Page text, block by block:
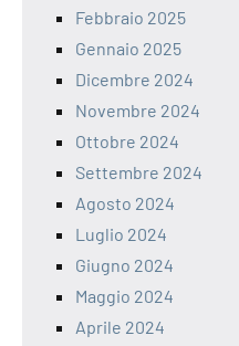
Febbraio 2025
Gennaio 2025
Dicembre 2024
Novembre 2024
Ottobre 2024
Settembre 2024
Agosto 2024
Luglio 2024
Giugno 2024
Maggio 2024
Aprile 2024